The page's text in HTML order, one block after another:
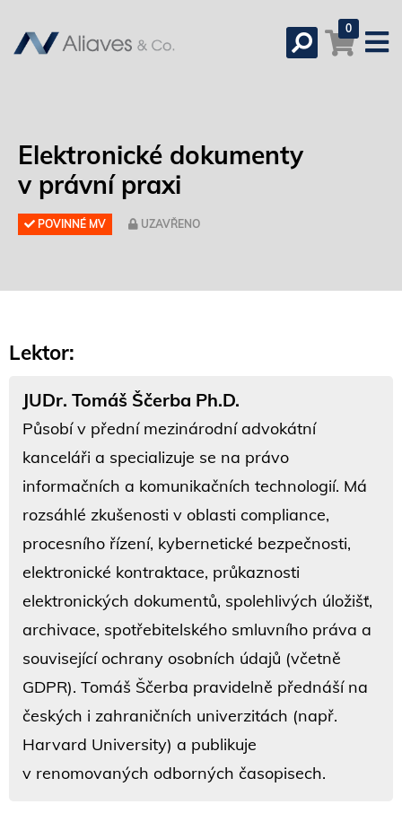
0
Elektronické dokumenty
v právní praxi
POVINNÉ MV UZAVŘENO
Lektor:
JUDr. Tomáš Ščerba Ph.D.
Působí v přední mezinárodní advokátní
kanceláři a specializuje se na právo
informačních a komunikačních technologií. Má
rozsáhlé zkušenosti v oblasti compliance,
procesního řízení, kybernetické bezpečnosti,
elektronické kontraktace, průkaznosti
elektronických dokumentů, spolehlivých úložišť,
archivace, spotřebitelského smluvního práva a
související ochrany osobních údajů (včetně
GDPR). Tomáš Ščerba pravidelně přednáší na
českých i zahraničních univerzitách (např.
Harvard University) a publikuje
v renomovaných odborných časopisech.